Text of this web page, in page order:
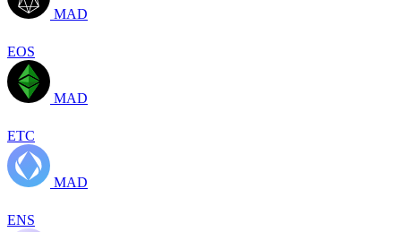
MAD
EOS
MAD
ETC
MAD
ENS